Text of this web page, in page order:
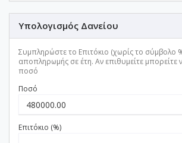
Υπολογισμός Δανείου
Συμπληρώστε το Επιτόκιο (χωρίς το σύμβολο
αποπληρωμής σε έτη. Αν επιθυμείτε μπορείτε
ποσό
Ποσό
Επιτόκιο (%)